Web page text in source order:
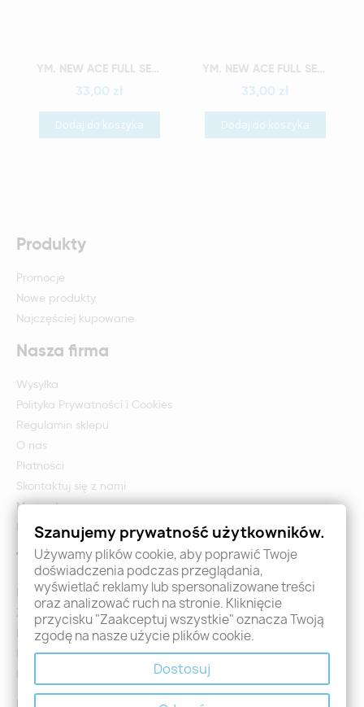
Szybki podgląd YM. NEW ACE FULL SET - AKRYLOWE ZĘBY SZTUCZNE - C3-O4
33,00 zł
Dodaj do koszyka
Szybki podgląd YM. NEW ACE FULL SET - AKRYLOWE ZĘBY SZTUCZNE - C3-O5
33,00 zł
Dodaj do koszyka
Produkty
Promocje
Nowe produkty
Najczęściej kupowane
Nasza firma
Wysyłka
Polityka Prywatności i Cookies
Regulamin sklepu
O nas
Płatności
Skontaktuj się z nami
Mapa strony
Formularz zwrotu i reklamacji
Twoje konto
Logowanie
Załóż konto - Rejestracja
Moje zamówienia
Promocje
Nowości
Szanujemy prywatność użytkowników.
Używamy plików cookie, aby poprawić Twoje
doświadczenia podczas przeglądania,
wyświetlać reklamy lub spersonalizowane treści
oraz analizować ruch na stronie. Kliknięcie
przycisku "Zaakceptuj wszystkie" oznacza Twoją
zgodę na nasze użycie plików cookie.
Dostosuj